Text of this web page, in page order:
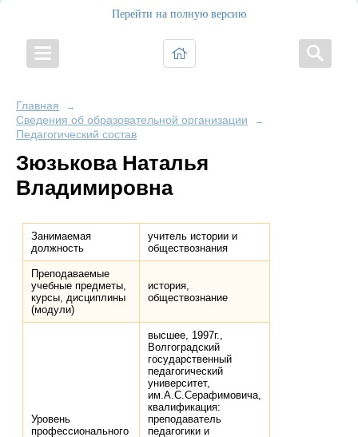
Перейти на полную версию
Главная →
Сведения об образовательной организации →
Педагогический состав
Зюзькова Наталья
Владимировна
Занимаемая
должность
учитель истории и
обществознания
Преподаваемые
учебные предметы,
курсы, дисциплины
(модули)
история,
обществознание
Уровень
профессионального
высшее, 1997г.,
Волгоградский
государственный
педагогический
университет,
им.А.С.Серафимовича,
квалификация:
преподаватель
педагогики и